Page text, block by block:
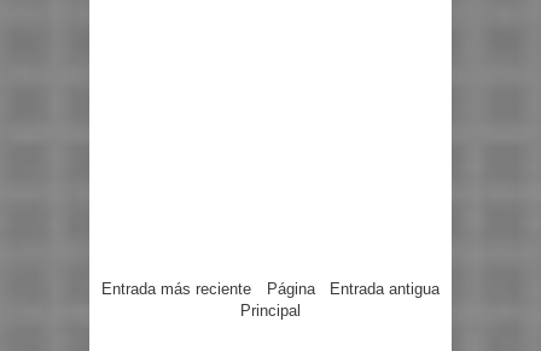
Entrada más reciente Entrada antigua
Página
Principal